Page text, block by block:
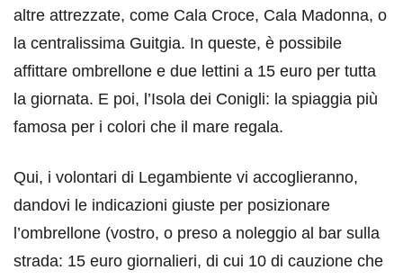
altre attrezzate, come Cala Croce, Cala Madonna, o
la centralissima Guitgia. In queste, è possibile
affittare ombrellone e due lettini a 15 euro per tutta
la giornata. E poi, l’Isola dei Conigli: la spiaggia più
famosa per i colori che il mare regala.
Qui, i volontari di Legambiente vi accoglieranno,
dandovi le indicazioni giuste per posizionare
l’ombrellone (vostro, o preso a noleggio al bar sulla
strada: 15 euro giornalieri, di cui 10 di cauzione che